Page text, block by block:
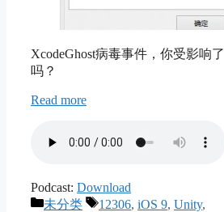
XcodeGhost病毒事件，你受影响了
吗？
Read more
Podcast: Download
Categories
未分类 Tags
12306, iOS 9, Unity,